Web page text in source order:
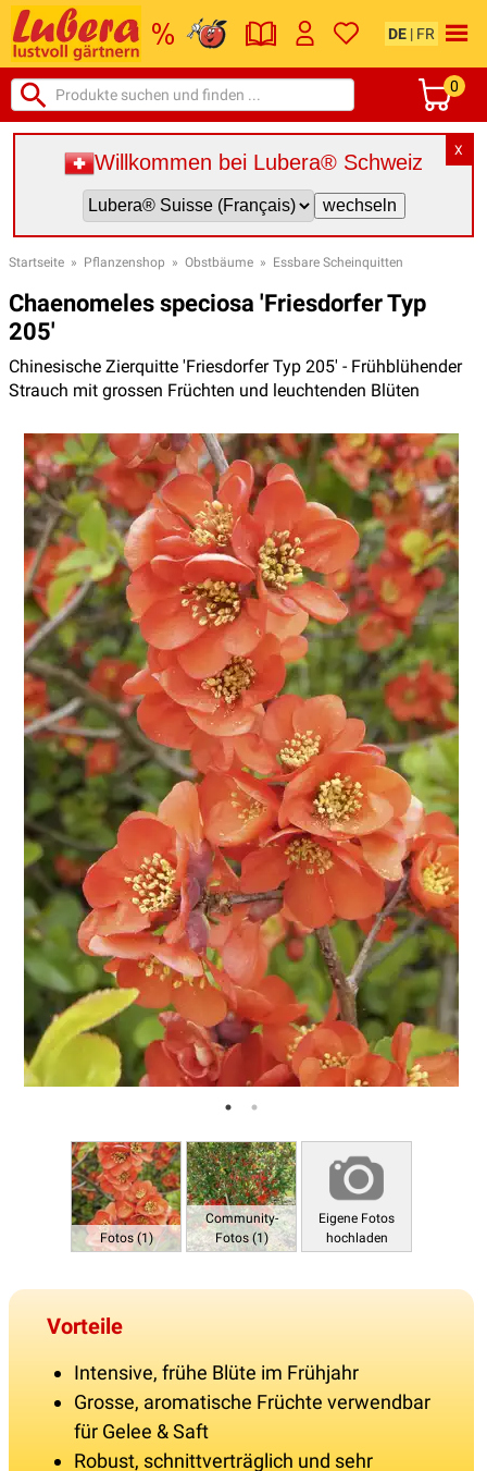
DE | FR
0
X
Willkommen bei Lubera® Schweiz
Startseite » Pflanzenshop » Obstbäume » Essbare Scheinquitten
Chaenomeles speciosa 'Friesdorfer Typ
205'
Chinesische Zierquitte 'Friesdorfer Typ 205' - Frühblühender
Strauch mit grossen Früchten und leuchtenden Blüten
Fotos (1)
Community-
Fotos (1)
Eigene Fotos
hochladen
Vorteile
Intensive, frühe Blüte im Frühjahr
Grosse, aromatische Früchte verwendbar
für Gelee & Saft
Robust, schnittverträglich und sehr